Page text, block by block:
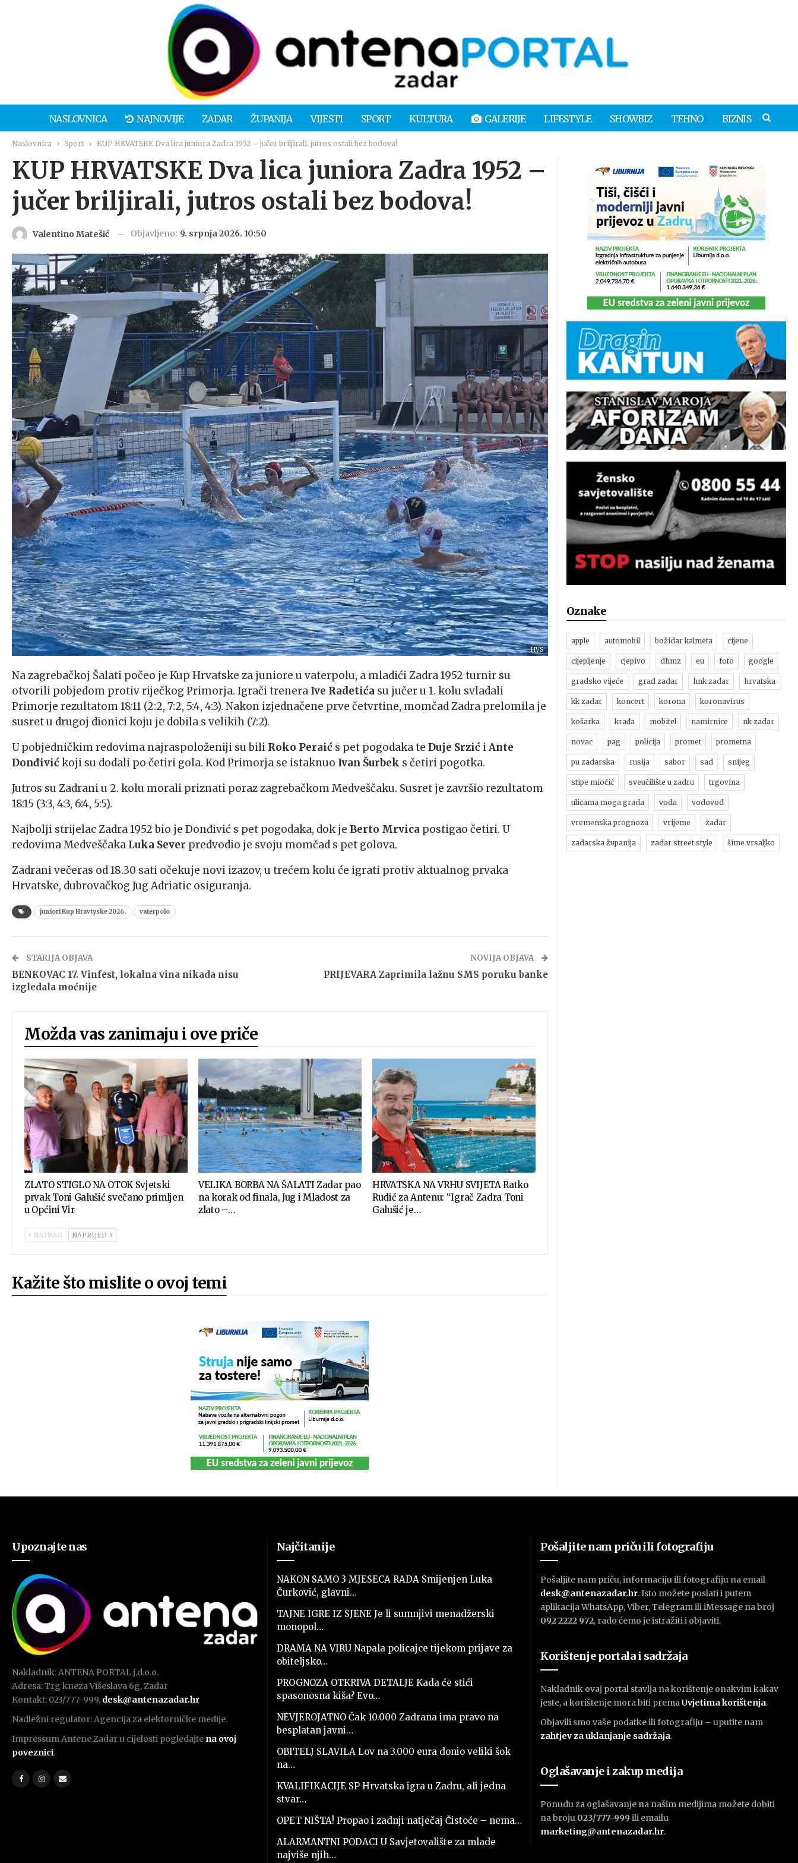
NASLOVNICA NAJNOVIJE ZADAR ŽUPANIJA VIJESTI SPORT KULTURA GALERIJE LIFESTYLE SHOWBIZ TEHNO BIZNIS
Naslovnica Sport KUP HRVATSKE Dva lica juniora Zadra 1952 – jučer briljirali, jutros ostali bez bodova!
KUP HRVATSKE Dva lica juniora Zadra 1952 –
jučer briljirali, jutros ostali bez bodova!
Valentino Matešić Objavljeno: 9. srpnja 2026. 10:50
HVS
Na zagrebačkoj Šalati počeo je Kup Hrvatske za juniore u vaterpolu, a mladići Zadra 1952 turnir su
otvorili pobjedom protiv riječkog Primorja. Igrači trenera Ive Radetića su jučer u 1. kolu svladali
Primorje rezultatom 18:11 (2:2, 7:2, 5:4, 4:3). Nakon izjednačene prve četvrtine, momčad Zadra prelomila je
susret u drugoj dionici koju je dobila s velikih (7:2).
U pobjedničkim redovima najraspoloženiji su bili Roko Peraić s pet pogodaka te Duje Srzić iAnte
Donđivićkoji su dodali po četiri gola. Kod Primorja se istaknuo Ivan Šurbek s četiri pogotka.
Jutros su Zadrani u 2. kolu morali priznati poraz zagrebačkom Medveščaku. Susret je završio rezultatom
18:15 (3:3, 4:3, 6:4, 5:5).
Najbolji strijelac Zadra 1952 bio je Donđivić s pet pogodaka, dok je Berto Mrvica postigao četiri. U
redovima Medveščaka Luka Sever predvodio je svoju momčad s pet golova.
Zadrani večeras od 18.30 sati očekuje novi izazov, u trećem kolu će igrati protiv aktualnog prvaka
Hrvatske, dubrovačkog Jug Adriatic osiguranja.
juniori Kup Hravtyske 2026. vaterpolo
STARIJA OBJAVA
BENKOVAC 17. Vinfest, lokalna vina nikada nisu
izgledala moćnije
NOVIJA OBJAVA
PRIJEVARA Zaprimila lažnu SMS poruku banke
Možda vas zanimaju i ove priče
ZLATO STIGLO NA OTOK Svjetski
prvak Toni Galušić svečano primljen
u Općini Vir
VELIKA BORBA NA ŠALATI Zadar pao
na korak od finala, Jug i Mladost za
zlato –…
HRVATSKA NA VRHU SVIJETA Ratko
Rudić za Antenu: “Igrač Zadra Toni
Galušić je…
NATRAG NAPRIJED
Kažite što mislite o ovoj temi
Oznake
apple automobil božidar kalmeta cijene
cijepljenje cjepivo dhmz eu foto google
gradsko vijeće grad zadar hnk zadar hrvatska
kk zadar koncert korona koronavirus
košarka krađa mobitel namirnice nk zadar
novac pag policija promet prometna
pu zadarska rusija sabor sad snijeg
stipe miočić sveučilište u zadru trgovina
ulicama moga grada voda vodovod
vremenska prognoza vrijeme zadar
zadarska županija zadar street style šime vrsaljko
Upoznajte nas
Nakladnik: ANTENA PORTAL j.d.o.o.
Adresa: Trg kneza Višeslava 6g, Zadar
Kontakt: 023/777-999, desk@antenazadar.hr
Nadležni regulator: Agencija za elektorničke medije.
Impressum Antene Zadar u cijelosti pogledajte na ovoj
poveznici.
Najčitanije
NAKON SAMO 3 MJESECA RADA Smijenjen Luka
Čurković, glavni…
TAJNE IGRE IZ SJENE Je li sumnjivi menadžerski
monopol…
DRAMA NA VIRU Napala policajce tijekom prijave za
obiteljsko…
PROGNOZA OTKRIVA DETALJE Kada će stići
spasonosna kiša? Evo…
NEVJEROJATNO Čak 10.000 Zadrana ima pravo na
besplatan javni…
OBITELJ SLAVILA Lov na 3.000 eura donio veliki šok
na…
KVALIFIKACIJE SP Hrvatska igra u Zadru, ali jedna
stvar…
OPET NIŠTA! Propao i zadnji natječaj Čistoće – nema…
ALARMANTNI PODACI U Savjetovalište za mlade
najviše njih…
Pošaljite nam priču ili fotografiju
Pošaljite nam priču, informaciju ili fotografiju na email
desk@antenazadar.hr. Isto možete poslati i putem
aplikacija WhatsApp, Viber, Telegram ili iMessage na broj
092 2222 972, rado ćemo je istražiti i objaviti.
Korištenje portala i sadržaja
Nakladnik ovaj portal stavlja na korištenje onakvim kakav
jeste, a korištenje mora biti premaUvjetima korištenja.
Objavili smo vaše podatke ili fotografiju – uputite nam
zahtjev za uklanjanje sadržaja.
Oglašavanje i zakup medija
Ponudu za oglašavanje na našim medijima možete dobiti
na broju 023/777-999 ili emailu
marketing@antenazadar.hr.